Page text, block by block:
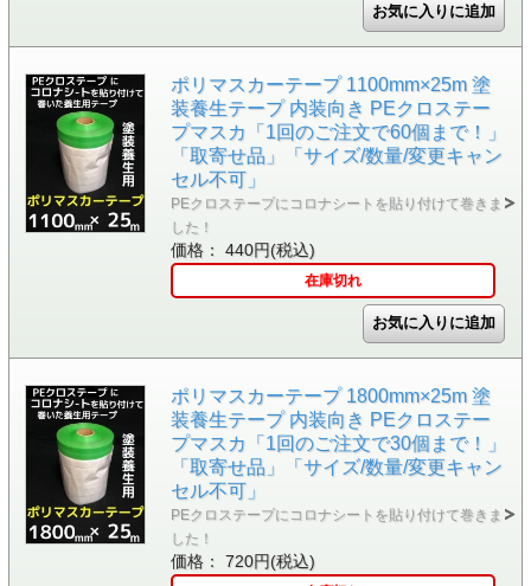
ポリマスカーテープ 1100mm×25m 塗
装養生テープ 内装向き PEクロステー
プマスカ「1回のご注文で60個まで！」
「取寄せ品」「サイズ/数量/変更キャン
セル不可」
PEクロステープにコロナシートを貼り付けて巻きま
した！
価格： 440円(税込)
在庫切れ
ポリマスカーテープ 1800mm×25m 塗
装養生テープ 内装向き PEクロステー
プマスカ「1回のご注文で30個まで！」
「取寄せ品」「サイズ/数量/変更キャン
セル不可」
PEクロステープにコロナシートを貼り付けて巻きま
した！
価格： 720円(税込)